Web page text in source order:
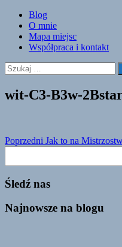
Skip
content
Blog
O mnie
Mapa miejsc
Współpraca i kontakt
Szukaj:
wit-C3-B3w-
Nawigacja
Poprzedni Jak to na
Śledź nas
Najnowsze na blogu